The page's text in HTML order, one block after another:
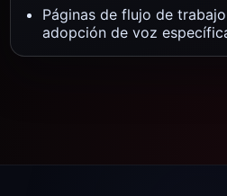
Páginas de flujo de
adopción de voz